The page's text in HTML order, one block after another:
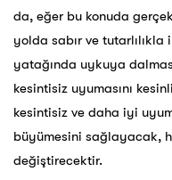
da, eğer bu konuda
yolda sabır ve
yatağında uykuya
kesintisiz uyumasını
kesintisiz ve daha iyi
büyümesini sağlayacak,
değiştirecektir.